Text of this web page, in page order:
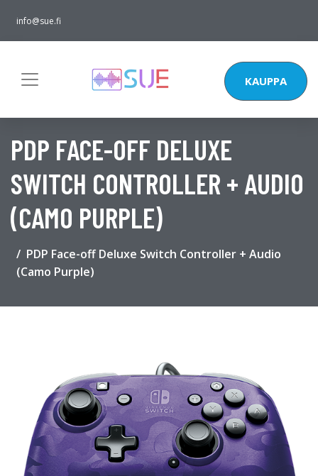
info@sue.fi
KAUPPA
PDP FACE-OFF DELUXE
SWITCH CONTROLLER + AUDIO
(CAMO PURPLE)
PDP Face-off Deluxe Switch Controller + Audio
(Camo Purple)